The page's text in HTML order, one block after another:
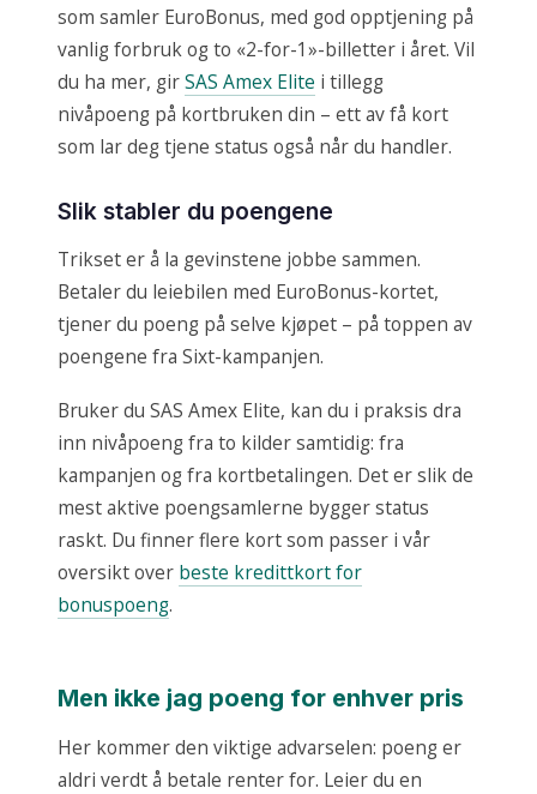
som samler EuroBonus, med god opptjening på
vanlig forbruk og to «2-for-1»-billetter i året. Vil
du ha mer, girSAS Amex Elite i tillegg
nivåpoeng på kortbruken din – ett av få kort
som lar deg tjene status også når du handler.
Slik stabler du poengene
Trikset er å la gevinstene jobbe sammen.
Betaler du leiebilen med EuroBonus-kortet,
tjener du poeng på selve kjøpet – på toppen av
poengene fra Sixt-kampanjen.
Bruker du SAS Amex Elite, kan du i praksis dra
inn nivåpoeng fra to kilder samtidig: fra
kampanjen og fra kortbetalingen. Det er slik de
mest aktive poengsamlerne bygger status
raskt. Du finner flere kort som passer i vår
oversikt over beste kredittkort for
bonuspoeng.
Men ikke jag poeng for enhver pris
Her kommer den viktige advarselen: poeng er
aldri verdt å betale renter for. Leier du en